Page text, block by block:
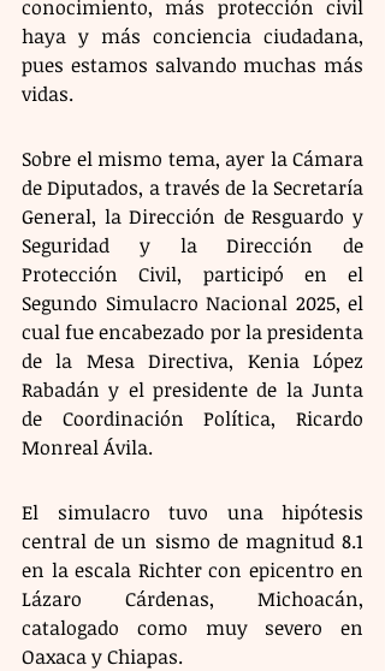
conocimiento, más protección civil
haya y más conciencia ciudadana,
pues estamos salvando muchas más
vidas.
Sobre el mismo tema, ayer la Cámara
de Diputados, a través de la Secretaría
General, la Dirección de Resguardo y
Seguridad y la Dirección de
Protección Civil, participó en el
Segundo Simulacro Nacional 2025, el
cual fue encabezado por la presidenta
de la Mesa Directiva, Kenia López
Rabadán y el presidente de la Junta
de Coordinación Política, Ricardo
Monreal Ávila.
El simulacro tuvo una hipótesis
central de un sismo de magnitud 8.1
en la escala Richter con epicentro en
Lázaro Cárdenas, Michoacán,
catalogado como muy severo en
Oaxaca y Chiapas.